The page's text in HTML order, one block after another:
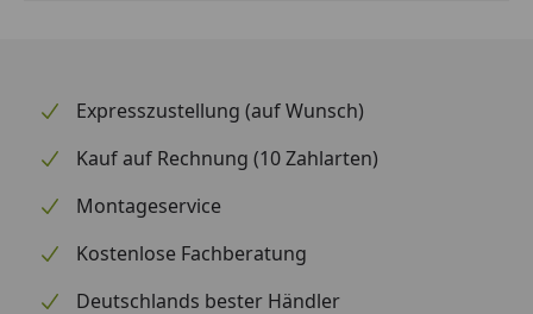
Expresszustellung (auf Wunsch)
Kauf auf Rechnung (10 Zahlarten)
Montageservice
Kostenlose Fachberatung
Deutschlands bester Händler